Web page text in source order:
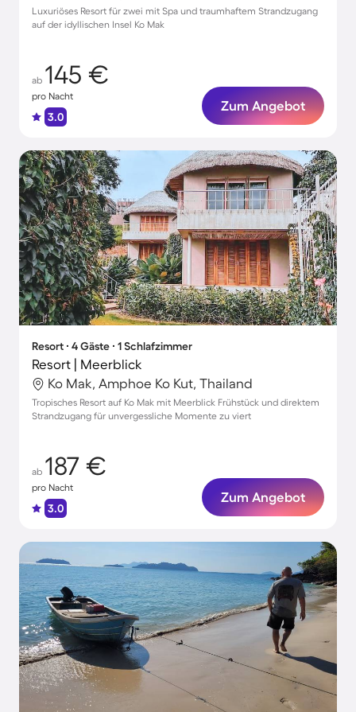
Luxuriöses Resort für zwei mit Spa und traumhaftem Strandzugang
auf der idyllischen Insel Ko Mak
ab 145 €
pro Nacht
3.0
Zum Angebot
Resort ∙ 4 Gäste ∙ 1 Schlafzimmer
Resort | Meerblick
Ko Mak, Amphoe Ko Kut, Thailand
Tropisches Resort auf Ko Mak mit Meerblick Frühstück und direktem
Strandzugang für unvergessliche Momente zu viert
ab 187 €
pro Nacht
3.0
Zum Angebot